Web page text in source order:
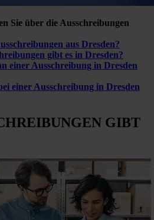
Sie über die Ausschreibungen
aus Dresden?
gibt es in Dresden?
einer Ausschreibung in Dresden
einer Ausschreibung in Dresden
GIBT